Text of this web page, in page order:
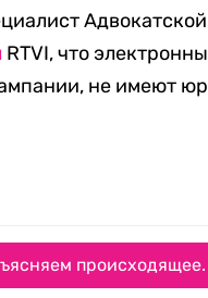
RTVI, что
не имеют
происходящее.